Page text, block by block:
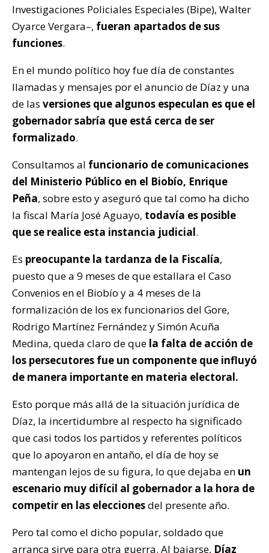
Investigaciones Policiales Especiales (Bipe), Walter
Oyarce Vergara–, fueran apartados de sus
funciones.
En el mundo político hoy fue día de constantes
llamadas y mensajes por el anuncio de Díaz y una
de las versiones que algunos especulan es que el
gobernador sabría que está cerca de ser
formalizado.
Consultamos al funcionario de comunicaciones
del Ministerio Público en el Biobío, Enrique
Peña, sobre esto y aseguró que tal como ha dicho
la fiscal María José Aguayo, todavía es posible
que se realice esta instancia judicial.
Es preocupante la tardanza de la Fiscalía,
puesto que a 9 meses de que estallara el Caso
Convenios en el Biobío y a 4 meses de la
formalización de los ex funcionarios del Gore,
Rodrigo Martínez Fernández y Simón Acuña
Medina, queda claro de que la falta de acción de
los persecutores fue un componente que influyó
de manera importante en materia electoral.
Esto porque más allá de la situación jurídica de
Díaz, la incertidumbre al respecto ha significado
que casi todos los partidos y referentes políticos
que lo apoyaron en antaño, el día de hoy se
mantengan lejos de su figura, lo que dejaba en un
escenario muy difícil al gobernador a la hora de
competir en las eleccionesdel presente año.
Pero tal como el dicho popular, soldado que
arranca sirve para otra guerra. Al bajarse, Díaz